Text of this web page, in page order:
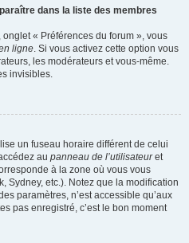
dans la liste des membres
« Préférences du forum », vous
ligne. Si vous activez cette option vous
les modérateurs et vous-même.
invisibles.
un fuseau horaire différent de celui
au panneau de l’utilisateuret
à la zone où vous vous
Sydney, etc.). Notez que la modification
paramètres, n’est accessible qu’aux
pas enregistré, c’est le bon moment